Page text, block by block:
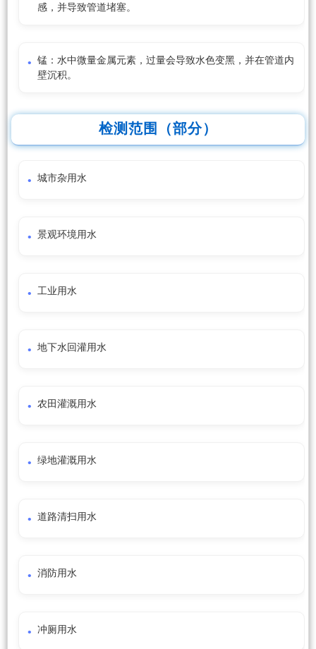
感，并导致管道堵塞。
锰：水中微量金属元素，过量会导致水色变黑，并在管道内
壁沉积。
检测范围（部分）
城市杂用水
景观环境用水
工业用水
地下水回灌用水
农田灌溉用水
绿地灌溉用水
道路清扫用水
消防用水
冲厕用水